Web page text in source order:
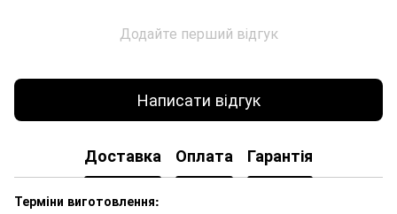
Додайте перший відгук
Написати відгук
Доставка Оплата Гарантія
Терміни виготовлення: